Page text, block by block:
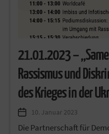
21.01.2023 –
Rassismus und
des Krieges in der
10. Januar 2023
Die Partnerschaft für